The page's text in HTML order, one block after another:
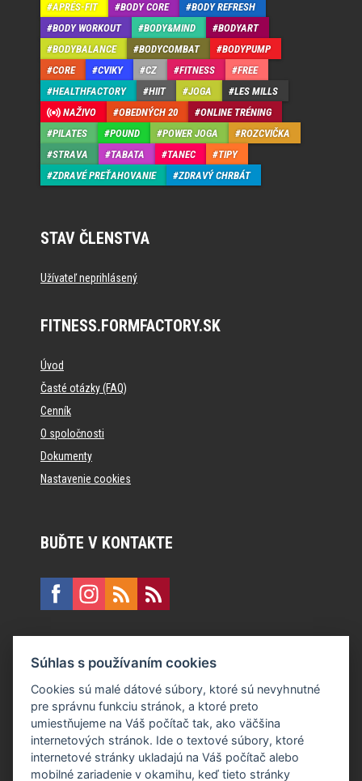
APRÉS-FIT BODY CORE
BODY REFRESH
BODY WORKOUT
BODY&MIND
BODYART
BODYBALANCE
BODYCOMBAT
BODYPUMP
CORE
CVIKY CZ FITNESS
FREE
HEALTHFACTORY
HIIT JOGA
LES MILLS
NAŽIVO
OBEDNÝCH 20
ONLINE TRÉNING
PILATES
POUND POWER JOGA
ROZCVIČKA
STRAVA
TABATA TANEC
TIPY
ZDRAVÉ PREŤAHOVANIE
ZDRAVÝ CHRBÁT
STAV ČLENSTVA
Užívateľ neprihlásený
FITNESS.FORMFACTORY.SK
Úvod
Časté otázky (FAQ)
Cenník
O spoločnosti
Dokumenty
Nastavenie cookies
BUĎTE V KONTAKTE
E:recepcia@formfactory.sk
Form Factory Slovakia s.r.o., Ružová dolina 480/6, 821 08
Bratislava
Za publikovaný obsah sú zodpovední jednotliví autori.
Súhlas s používaním cookies
Cookies sú malé dátové súbory, ktoré sú nevyhnutné
pre správnu funkciu stránok, a ktoré preto
umiestňujeme na Váš počítač tak, ako väčšina
internetových stránok. Ide o textové súbory, ktoré
internetové stránky ukladajú na Váš počítač alebo
mobilné zariadenie v okamihu, keď tieto stránky